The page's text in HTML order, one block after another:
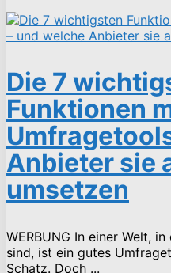
Die 7
Funktionen
Anbieter sie
umsetzen
WERBUNG In einer Welt,
sind, ist ein gutes
Schatz. Doch ...